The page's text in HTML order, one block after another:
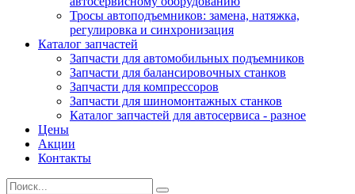
Тросы автоподъемников: замена, натяжка,
регулировка и синхронизация
Каталог запчастей
Запчасти для автомобильных подъемников
Запчасти для балансировочных станков
Запчасти для компрессоров
Запчасти для шиномонтажных станков
Каталог запчастей для автосервиса - разное
Цены
Акции
Контакты